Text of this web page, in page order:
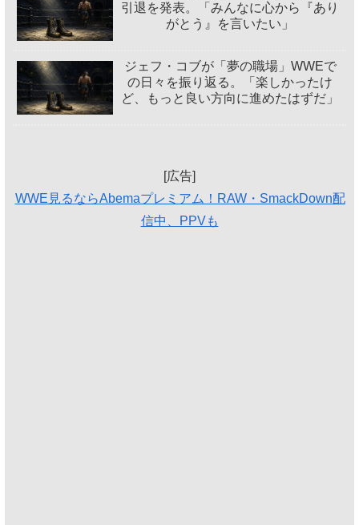
引退を発表。「みんなに心から『あり
がとう』を言いたい」
ジェフ・コブが「夢の職場」WWEで
の日々を振り返る。「楽しかったけ
ど、もっと良い方向に進めたはずだ」
[広告]
WWE見るならAbemaプレミアム！RAW・SmackDown配
信中、PPVも